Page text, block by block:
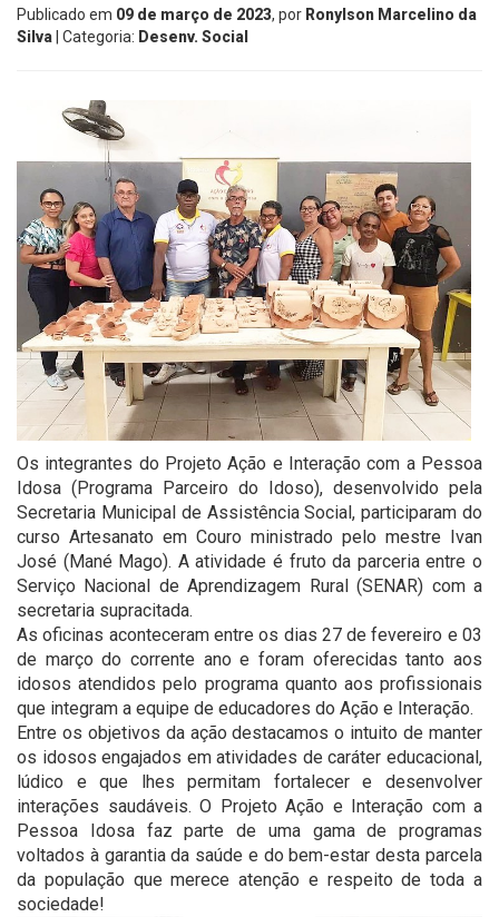
Publicado em 09 de março de 2023, por Ronylson Marcelino da
Silva | Categoria: Desenv. Social
Os integrantes do Projeto Ação e Interação com a Pessoa
Idosa (Programa Parceiro do Idoso), desenvolvido pela
Secretaria Municipal de Assistência Social, participaram do
curso Artesanato em Couro ministrado pelo mestre Ivan
José (Mané Mago). A atividade é fruto da parceria entre o
Serviço Nacional de Aprendizagem Rural (SENAR) com a
secretaria supracitada.
As oficinas aconteceram entre os dias 27 de fevereiro e 03
de março do corrente ano e foram oferecidas tanto aos
idosos atendidos pelo programa quanto aos profissionais
que integram a equipe de educadores do Ação e Interação.
Entre os objetivos da ação destacamos o intuito de manter
os idosos engajados em atividades de caráter educacional,
lúdico e que lhes permitam fortalecer e desenvolver
interações saudáveis. O Projeto Ação e Interação com a
Pessoa Idosa faz parte de uma gama de programas
voltados à garantia da saúde e do bem-estar desta parcela
da população que merece atenção e respeito de toda a
sociedade!